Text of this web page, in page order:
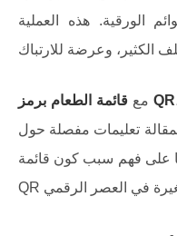
الورقية. هذه العملية
مع قائمة الطعام برمز QRبالكامل
تعليمات مفصلة حول
على فهم سبب كون قائمة